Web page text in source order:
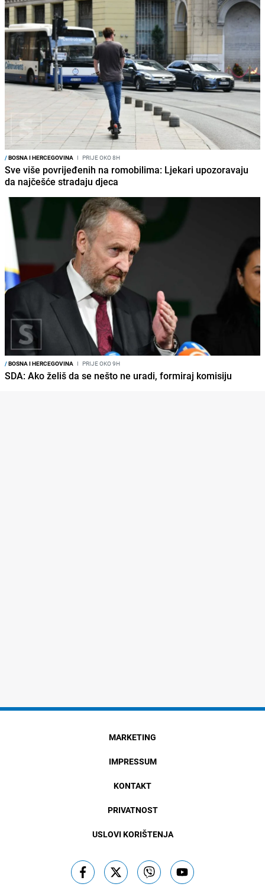
/BOSNA I HERCEGOVINA I PRIJE OKO 8H
Sve više povrijeđenih na romobilima: Ljekari upozoravaju
da najčešće stradaju djeca
/BOSNA I HERCEGOVINA I PRIJE OKO 9H
SDA: Ako želiš da se nešto ne uradi, formiraj komisiju
MARKETING
IMPRESSUM
KONTAKT
PRIVATNOST
USLOVI KORIŠTENJA